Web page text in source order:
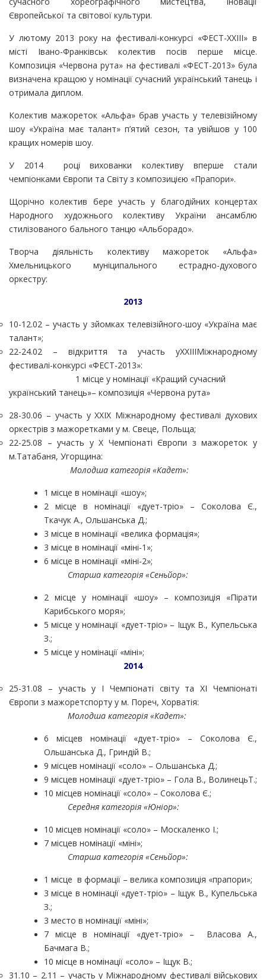
Європейської та світової культури.
У лютому 2013 року на фестивалі-конкурсі «ФЕСТ-ХХIII» в
місті Івано-Франківськ колектив посів перше місце.
Композиція «Червона рута» на фестивалі «ФЕСТ-2013» була
визначена кращою у номінації сучасний український танець і
отримала диплом.
Колектив мажореток «Альфа» брав участь у телевізійному
шоу «Україна має талант» п’ятий сезон, та увійшов у 100
кращих номерів шоу.
У 2014 році вихованки колективу вперше стали
чемпіонками Європи та Світу з композицією «Прапори».
Щорічно колектив бере участь у благодійних концертах
Народного художнього колективу України ансамблю
стилізованого бального танцю «Альборадо».
Творча діяльність колективу мажореток «Альфа»
Хмельницького муніципального естрадно-духового
оркестру:
2013
10-12.02 – участь у зйомках телевізійного-шоу «Україна має
талант»;
22-24.02 – відкриття та участь уХХIIIМіжнародному
фестивалі-конкурсі «ФЕСТ-2013»:
1 місце у номінації «Кращий сучасний
український танець»– композиція «Червона рута»
28-30.06 – участь у ХХІХ Міжнародному фестивалі духових
оркестрів з мажоретками у м. Свеце, Польща;
22-25.08 – участь у Х Чемпіонаті Європи з мажореток у
м.Татабаня, Угорщина:
Молодша категорія «Кадет»:
1 місце в номінації «шоу»;
2 місце в номінації «дует-тріо» – Соколова Є.,
Ткачук А., Ольшанська Д.;
3 місце в номінації «велика формація»;
3 місце в номінації «міні-1»;
6 місце в номінації «міні-2»;
Старша категорія «Сеньйор»:
2 місце у номінації «шоу» – композиція «Пірати
Карибського моря»;
5 місце у номінації «дует-тріо» – Іщук В., Купельська
З.;
5 місце у номінації «міні»;
2014
25-31.08 – участь у І Чемпіонаті світу та ХІ Чемпіонаті
Європи з мажоретспорту у м. Пореч, Хорватія:
Молодша категорія «Кадет»:
6 місцев номінації «дует-тріо» – Соколова Є.,
Ольшанська Д., Гриндій В.;
9 місцев номінації «соло» – Ольшанська Д.;
9 місцев номінації «дует-тріо» – Гола В., ВолинецьТ.;
10 місцев номінації «соло» – Соколова Є.;
Середня категорія «Юніор»:
10 місцев номінації «соло» – Москаленко І.;
7 місцев номінації «міні»;
Старша категорія «Сеньйор»:
1 місце в формації – велика композиція «прапори»;
3 місце в номінації «дует-тріо» – Іщук В., Купельська
З.;
3 место в номінації «міні»;
7 місце в номінації «дует-тріо» – Власова А.,
Бачмага В.;
10 місце в номінації «соло» – Іщук В.;
31.10 – 2.11 – участь у Міжнародному фестивалі військових